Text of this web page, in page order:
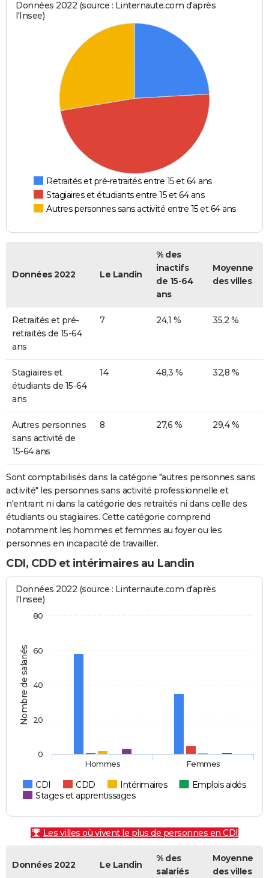
Données 2022 (source : Linternaute.com d'après
l'Insee)
Retraités et pré-retraités entre 15 et 64 ans
Stagiaires et étudiants entre 15 et 64 ans
Autres personnes sans activité entre 15 et 64 ans
Données 2022 Le Landin
% des
inactifs
de 15-64
ans
Moyenne
des villes
Retraités et pré-
retraités de 15-64
ans
7 24,1 % 35,2 %
Stagiaires et
étudiants de 15-64
ans
14 48,3 % 32,8 %
Autres personnes
sans activité de
15-64 ans
8 27,6 % 29,4 %
Sont comptabilisés dans la catégorie "autres personnes sans
activité" les personnes sans activité professionnelle et
n'entrant ni dans la catégorie des retraités ni dans celle des
étudiants ou stagiaires. Cette catégorie comprend
notamment les hommes et femmes au foyer ou les
personnes en incapacité de travailler.
CDI, CDD et intérimaires au Landin
Nombre de salariés
Données 2022 (source : Linternaute.com d'après
l'Insee)
CDI CDD Intérimaires
Emplois aidés
Stages et apprentissages
Hommes Femmes
0
20
40
60
80
Les villes où vivent le plus de personnes en CDI
Données 2022 Le Landin
% des
salariés
Moyenne
des villes